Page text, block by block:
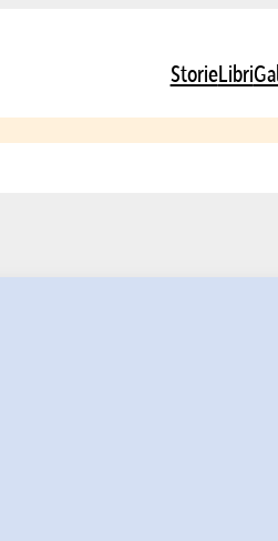
StorieLibri
diciassette anni. Enrico non è stato la
la durezza della realtà. Il suo